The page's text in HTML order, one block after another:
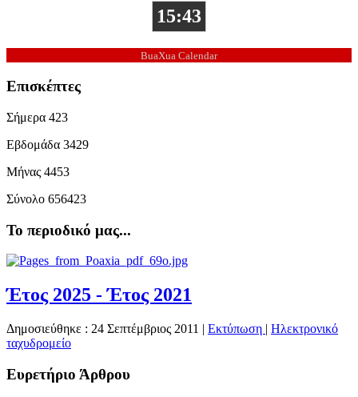
15:43
BuaXua Calendar
Επισκέπτες
Σήμερα 423
Εβδομάδα 3429
Μήνας 4453
Σύνολο 656423
Το περιοδικό μας...
Έτος 2025 - Έτος 2021
Δημοσιεύθηκε : 24 Σεπτέμβριος 2011 | Εκτύπωση | Ηλεκτρονικό
ταχυδρομείο
Ευρετήριο Άρθρου